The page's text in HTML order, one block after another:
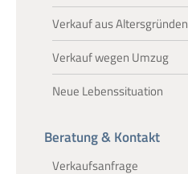
Verkauf aus Altersgründen
Verkauf wegen Umzug
Neue Lebenssituation
Beratung & Kontakt
Verkaufsanfrage